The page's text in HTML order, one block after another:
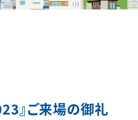
』ご来場の御礼